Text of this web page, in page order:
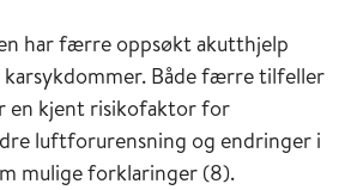
har færre oppsøkt akutthjelp
Både færre tilfeller
en kjent risikofaktor for
luftforurensning og endringer i
mulige forklaringer (8).